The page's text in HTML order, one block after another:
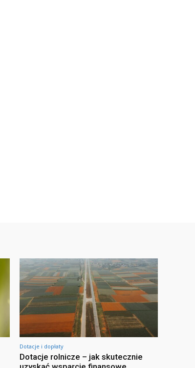
Dotacje i dopłaty
Dotacje rolnicze – jak skutecznie